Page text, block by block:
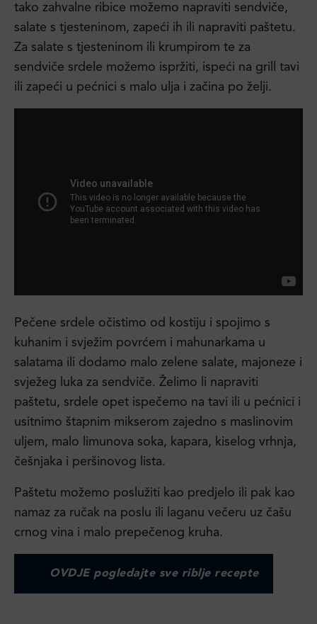
tako zahvalne ribice možemo napraviti sendviče,
salate s tjesteninom, zapeći ih ili napraviti paštetu.
Za salate s tjesteninom ili krumpirom te za
sendviče srdele možemo ispržiti, ispeći na grill tavi
ili zapeći u pećnici s malo ulja i začina po želji.
Pečene srdele očistimo od kostiju i spojimo s
kuhanim i svježim povrćem i mahunarkama u
salatama ili dodamo malo zelene salate, majoneze i
svježeg luka za sendviče. Želimo li napraviti
paštetu, srdele opet ispečemo na tavi ili u pećnici i
usitnimo štapnim mikserom zajedno s maslinovim
uljem, malo limunova soka, kapara, kiselog vrhnja,
češnjaka i peršinovog lista.
Paštetu možemo poslužiti kao predjelo ili pak kao
namaz za ručak na poslu ili laganu večeru uz čašu
crnog vina i malo prepečenog kruha.
OVDJE pogledajte sve riblje recepte